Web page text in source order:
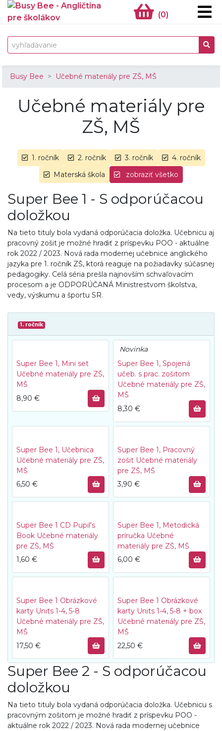
(0)
Busy Bee Učebné materiály pre ZŠ, MŠ
Učebné materiály pre
ZŠ, MŠ
1. ročník 2. ročník 3. ročník
4. ročník
Materská škola
zobraziť všetko
Super Bee 1 - S odporúčacou
doložkou
Na tieto tituly bola vydaná odporúčacia doložka. Učebnicu aj
pracovný zošit je možné hradiť z príspevku POO - aktuálne
rok 2022 / 2023. Nová rada modernej učebnice anglického
jazyka pre 1. ročník ZŠ, ktorá reaguje na požiadavky súčasnej
pedagogiky. Celá séria prešla najnovším schvaľovacím
procesom a je ODPORÚČANÁ Ministrestvom školstva,
vedy, výskumu a športu SR.
1. ročník
Super Bee 1, Mini set
Učebné materiály pre ZŠ,
MŠ
8,90 €
Novinka
Super Bee 1, Spojená
učeb. s prac. zošitom
Učebné materiály pre ZŠ,
MŠ
8,30 €
Super Bee 1, Učebnica
Učebné materiály pre ZŠ,
MŠ
6,50 €
Super Bee 1, Pracovný
zošit Učebné materiály
pre ZŠ, MŠ
3,90 €
Super Bee 1 CD Pupil's
Book Učebné materiály
pre ZŠ, MŠ
1,60 €
Super Bee 1, Metodická
príručka Učebné
materiály pre ZŠ, MŠ
6,00 €
Super Bee 1 Obrázkové
karty Units 1-4, 5-8
Učebné materiály pre ZŠ,
MŠ
17,50 €
Super Bee 1 Obrázkové
karty Units 1-4, 5-8 + box
Učebné materiály pre ZŠ,
MŠ
22,50 €
Super Bee 2 - S odporúčacou
doložkou
Na tieto tituly bola vydaná odporúčacia doložka. Učebnicu s
pracovným zošitom je možné hradiť z príspevku POO -
aktuálne rok 2022 / 2023. Nová rada modernej učebnice